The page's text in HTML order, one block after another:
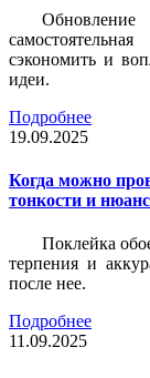
Обновление
сэкономить и
идеи.
Подробнее
19.09.2025
Когда можно
тонкости и
Поклейка
терпения и
после нее.
Подробнее
11.09.2025